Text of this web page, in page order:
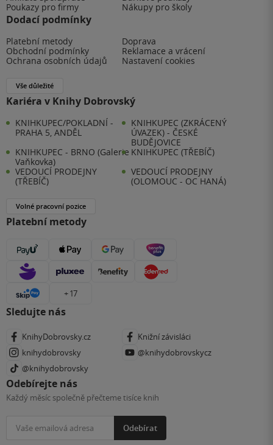
Poukazy pro firmy
Nákupy pro školy
Dodací podmínky
Platební metody
Doprava
Obchodní podmínky
Reklamace a vrácení
Ochrana osobních údajů
Nastavení cookies
Vše důležité
Kariéra v Knihy Dobrovský
KNIHKUPEC/POKLADNÍ -
PRAHA 5, ANDĚL
KNIHKUPEC (ZKRÁCENÝ
ÚVAZEK) - ČESKÉ
BUDĚJOVICE
KNIHKUPEC - BRNO (Galerie
Vaňkovka)
KNIHKUPEC (TŘEBÍČ)
VEDOUCÍ PRODEJNY
(TŘEBÍČ)
VEDOUCÍ PRODEJNY
(OLOMOUC - OC HANÁ)
Volné pracovní pozice
Platební metody
+ 17
Sledujte nás
KnihyDobrovsky.cz
Knižní závisláci
knihydobrovsky
@knihydobrovskycz
@knihydobrovsky
Odebírejte nás
Každý měsíc společně přečteme tisíce knih
Odebírat